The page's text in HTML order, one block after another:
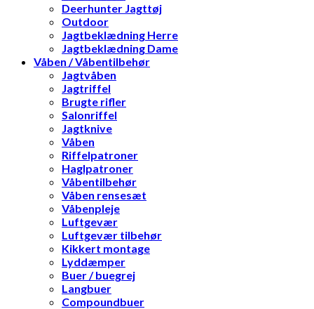
Deerhunter Jagttøj
Outdoor
Jagtbeklædning Herre
Jagtbeklædning Dame
Våben / Våbentilbehør
Jagtvåben
Jagtriffel
Brugte rifler
Salonriffel
Jagtknive
Våben
Riffelpatroner
Haglpatroner
Våbentilbehør
Våben rensesæt
Våbenpleje
Luftgevær
Luftgevær tilbehør
Kikkert montage
Lyddæmper
Buer / buegrej
Langbuer
Compoundbuer